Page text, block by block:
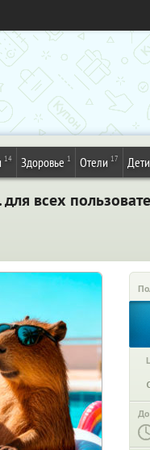
14 Здоровье 1 Отели 17 Дети
всех
До